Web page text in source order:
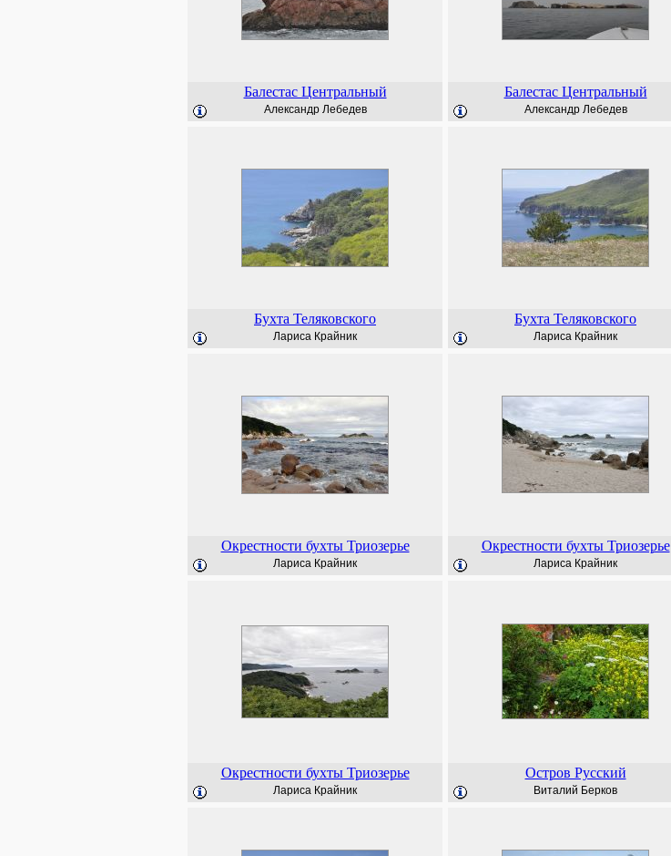
Балестас Центральный
Александр Лебедев
Балестас Центральный
Александр Лебедев
Бухта Теляковского
Лариса Крайник
Бухта Теляковского
Лариса Крайник
Окрестности бухты Триозерье
Лариса Крайник
Окрестности бухты Триозерье
Лариса Крайник
Окрестности бухты Триозерье
Лариса Крайник
Остров Русский
Виталий Берков